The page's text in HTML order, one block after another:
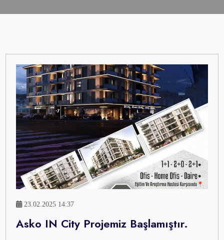
23.02.2025 14:37
Asko IN City Projemiz Başlamıştır.